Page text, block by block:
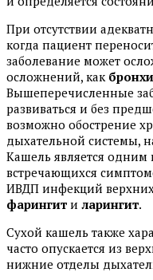
При отсутствии
когда пациент
заболевание может
осложнений, как
Вышеперечисленные
развиваться и без
возможно обострение
дыхательной системы,
Кашель является одним
встречающихся
ИВДП инфекций
фарингит и ларингит.
Сухой кашель также
часто опускается из
нижние отделы